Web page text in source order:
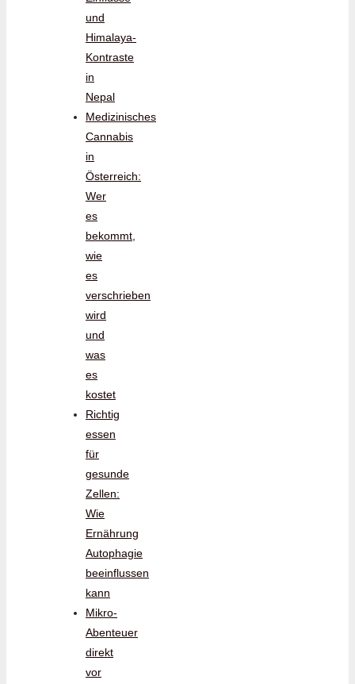
und
Himalaya-
Kontraste
in
Nepal
Medizinisches
Cannabis
in
Österreich:
Wer
es
bekommt,
wie
es
verschrieben
wird
und
was
es
kostet
Richtig
essen
für
gesunde
Zellen:
Wie
Ernährung
Autophagie
beeinflussen
kann
Mikro-
Abenteuer
direkt
vor